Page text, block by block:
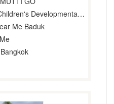
Developmental Center,Sports Promoters
Me Baduk
Bangkok